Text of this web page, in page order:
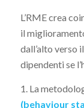
L’RME crea
il
dall’alto verso
dipendenti se
1. La
(behaviour